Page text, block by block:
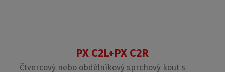
PX C2L+PX C2R
Čtvercový nebo obdélníkový sprchový kout s